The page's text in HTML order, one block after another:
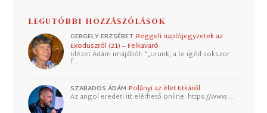
LEGUTÓBBI HOZZÁSZÓLÁSOK
GERGELY ERZSÉBET Reggeli naplójegyzetek az
Exoduszról (21) – Felkavaró
Idézet Ádám imájából: "„Urunk, a te igéd sokszor
f…
SZABADOS ÁDÁM Polányi az élet titkáról
Az angol eredeti itt elérhető online: https://www.…